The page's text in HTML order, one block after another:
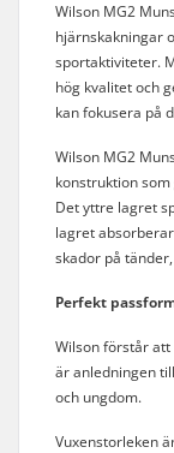
Wilson MG2
hjärnskakningar
sportaktiviteter.
hög kvalitet och
kan fokusera på
Wilson MG2
konstruktion
Det yttre lagret
lagret
skador på
Perfekt
Wilson förstår
är anledningen
och ungdom.
Vuxenstorleken